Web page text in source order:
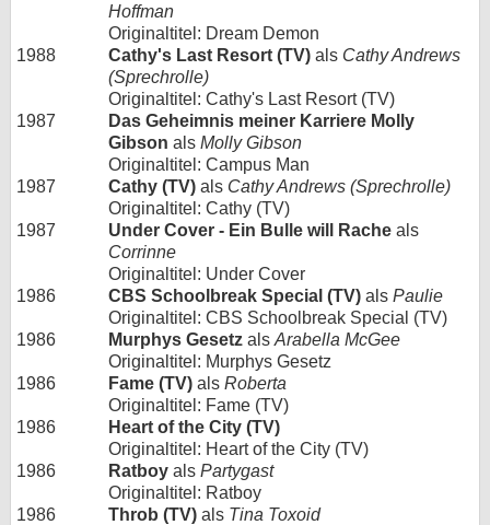
Hoffman
Originaltitel: Dream Demon
1988
Cathy's Last Resort (TV) als Cathy Andrews
(Sprechrolle)
Originaltitel: Cathy's Last Resort (TV)
1987
Das Geheimnis meiner Karriere Molly
Gibson als Molly Gibson
Originaltitel: Campus Man
1987
Cathy (TV) als Cathy Andrews (Sprechrolle)
Originaltitel: Cathy (TV)
1987
Under Cover - Ein Bulle will Rache als
Corrinne
Originaltitel: Under Cover
1986
CBS Schoolbreak Special (TV) als Paulie
Originaltitel: CBS Schoolbreak Special (TV)
1986
Murphys Gesetz als Arabella McGee
Originaltitel: Murphys Gesetz
1986
Fame (TV) als Roberta
Originaltitel: Fame (TV)
1986
Heart of the City (TV)
Originaltitel: Heart of the City (TV)
1986
Ratboy als Partygast
Originaltitel: Ratboy
1986
Throb (TV) als Tina Toxoid